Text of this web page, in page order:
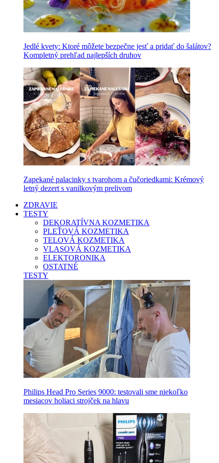
Jedlé kvety: Ktoré môžete bezpečne jesť a pridať do šalátov?
Kompletný prehľad najlepších druhov
Zapekané palacinky s tvarohom a čučoriedkami: Krémový
letný dezert s vanilkovým prelivom
ZDRAVIE
TESTY
DEKORATÍVNA KOZMETIKA
PLEŤOVÁ KOZMETIKA
TELOVÁ KOZMETIKA
VLASOVÁ KOZMETIKA
ELEKTORONIKA
OSTATNÉ
TESTY
Philips Head Pro Series 9000: testovali sme niekoľko
mesiacov holiaci strojček na hlavu